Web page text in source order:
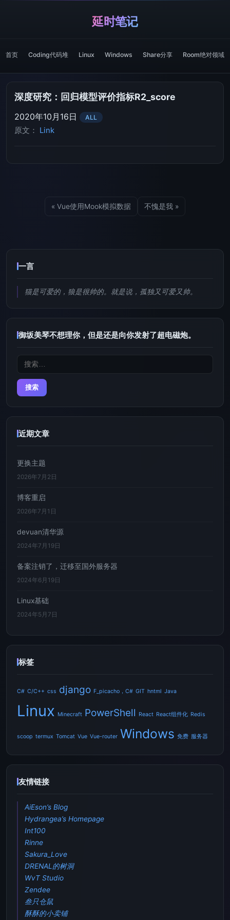
延时笔记
首页 Coding代码堆 Linux Windows Share分享 Room绝对领域
深度研究：回归模型评价指标R2_score
2020年10月16日 ALL
原文： Link
« Vue使用Mook模拟数据 不愧是我 »
一言
猫是可爱的，狼是很帅的。就是说，孤独又可爱又帅。
御坂美琴不想理你，但是还是向你发射了超电磁炮。
搜
近期文章
更换主题
2026年7月2日
博客重启
2026年7月1日
devuan清华源
2024年7月19日
备案注销了，迁移至国外服务器
2024年6月19日
Linux基础
2024年5月7日
标签
C# C/C++ css django F_picacho，C# GIT hntml Java
Linux Minecraft PowerShell React React组件化 Redis
scoop termux Tomcat Vue Vue-router Windows 免费 服务器
友情链接
AiEson’s Blog
Hydrangea’s Homepage
Int100
Rinne
Sakura_Love
DRENAL的树洞
WvT Studio
Zendee
叁只仓鼠
酥酥的小卖铺